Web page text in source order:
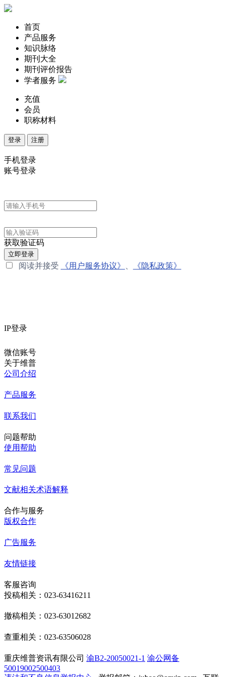
首页
产品服务
知识脉络
期刊大全
期刊评价报告
学者服务
充值
会员
职称材料
登录 注册
手机登录
账号登录
获取验证码
立即登录
阅读并接受 《用户服务协议》 《隐私政策》
IP登录
微信账号
关于维普
公司介绍
产品服务
联系我们
问题帮助
使用帮助
常见问题
文献相关术语解释
合作与服务
版权合作
广告服务
友情链接
客服咨询
投稿相关：023-63416211
撤稿相关：023-63012682
查重相关：023-63506028
重庆维普资讯有限公司 渝B2-20050021-1 渝公网备
50019002500403